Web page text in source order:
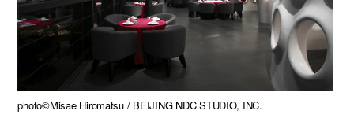
photo©Misae Hiromatsu / BEIJING NDC STUDIO, INC.